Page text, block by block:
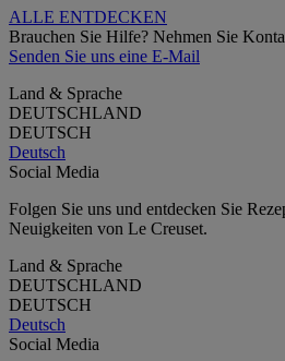
ALLE ENTDECKEN
Brauchen Sie Hilfe? Nehmen Sie
Senden Sie uns eine E-Mail
Land & Sprache
DEUTSCHLAND
DEUTSCH
Deutsch
Social Media
Folgen Sie uns und entdecken Sie
Neuigkeiten von Le Creuset.
Land & Sprache
DEUTSCHLAND
DEUTSCH
Deutsch
Social Media